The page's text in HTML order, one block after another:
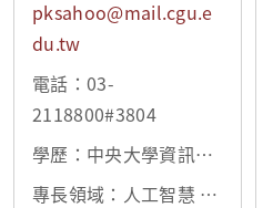
pksahoo@mail.cgu.e
du.tw
電話：03-
2118800#3804
學歷：中央大學資訊工
程博士
專長領域：人工智慧 ,